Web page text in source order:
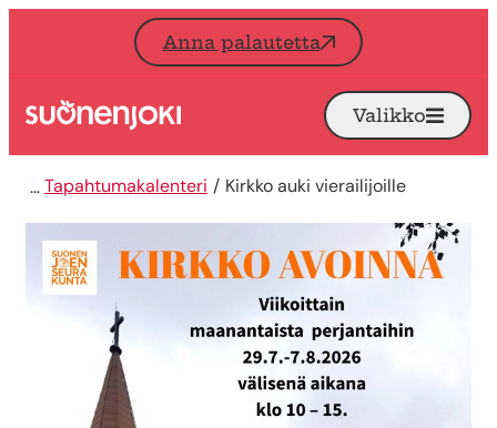
Siirry sisältöön
Anna palautetta
Etusivu Avaa
Valikko
Tapahtumakalenteri Kirkko auki vierailijoille